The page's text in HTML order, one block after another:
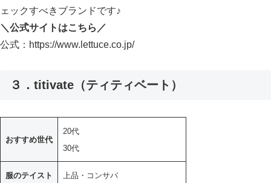
ェックすべきブランドです♪
＼公式サイトはこちら／
公式：https://www.lettuce.co.jp/
３．titivate（ティティベート）
おすすめ世代
20代
30代
服のテイスト 上品・コンサバ